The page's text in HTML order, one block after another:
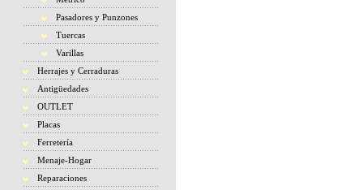
Pasadores y Punzones
Tuercas
Varillas
Herrajes y Cerraduras
Antigüedades
OUTLET
Placas
Ferretería
Menaje-Hogar
Reparaciones